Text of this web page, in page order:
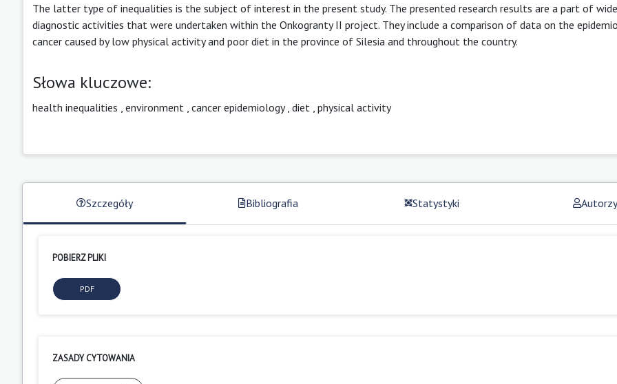
The latter type of inequalities is the subject of interest in the present study. The presented research results are a part of
diagnostic activities that were undertaken within the Onkogranty II project. They include a comparison of data on the
cancer caused by low physical activity and poor diet in the province of Silesia and throughout the country.
Słowa kluczowe:
health inequalities environment cancer epidemiology, diet physical activity
Szczegóły Bibliografia Statystyki
POBIERZ PLIKI
PDF
ZASADY CYTOWANIA